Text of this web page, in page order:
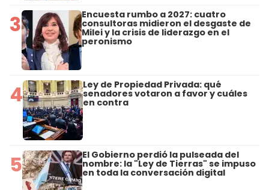
3 Encuesta rumbo a 2027: cuatro
consultoras midieron el desgaste de
Milei y la crisis de liderazgo en el
peronismo
4 Ley de Propiedad Privada: qué
senadores votaron a favor y cuáles
en contra
5 El Gobierno perdió la pulseada del
nombre: la "Ley de Tierras" se impuso
en toda la conversación digital